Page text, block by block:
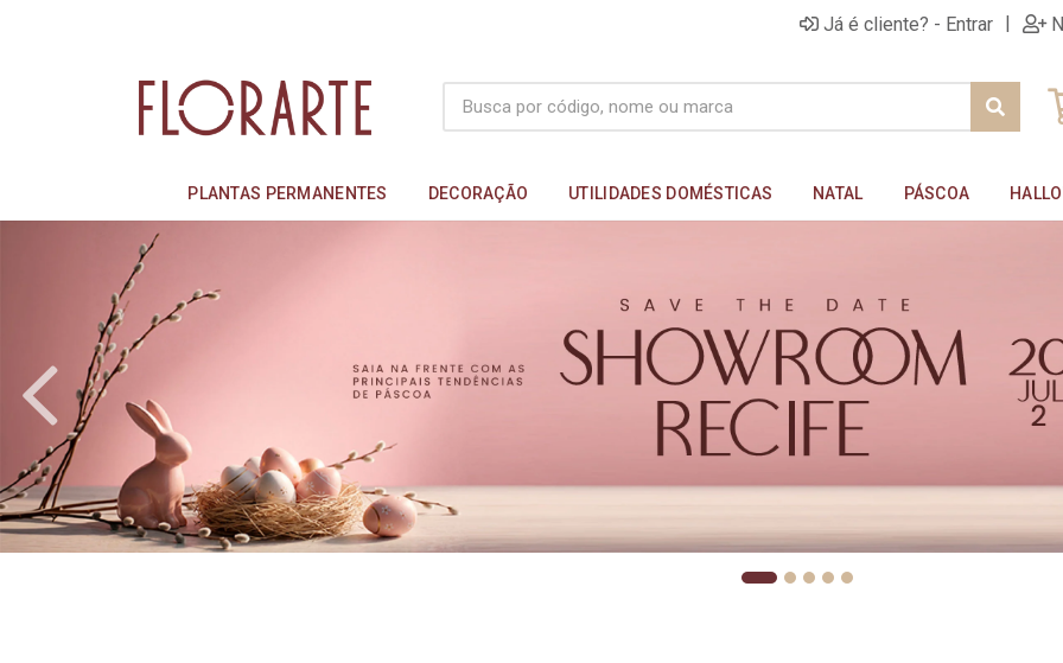
Já é cliente? - Entrar |
PLANTAS PERMANENTES DECORAÇÃO UTILIDADES DOMÉSTICAS NATAL PÁSCOA